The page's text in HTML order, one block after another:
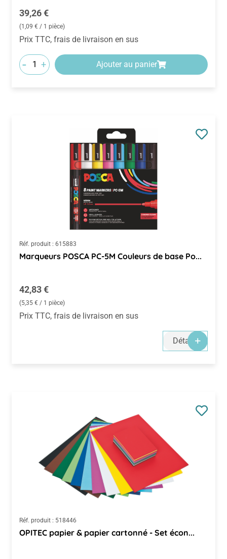
Prix régulier :
39,26 €
(1,09 € / 1 pièce)
Prix TTC, frais de livraison en sus
- + Ajouter au panier
Réf. produit : 615883
Marqueurs POSCA PC-5M Couleurs de base Po...
Prix régulier :
42,83 €
(5,35 € / 1 pièce)
Prix TTC, frais de livraison en sus
Détails
Réf. produit : 518446
OPITEC papier & papier cartonné - Set écon...